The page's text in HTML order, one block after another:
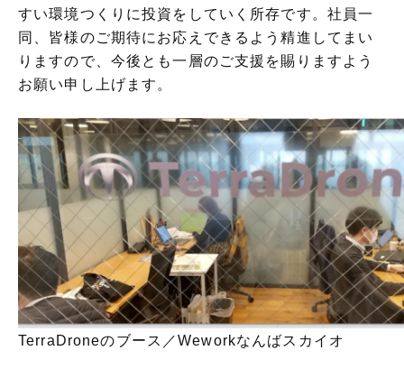
すい環境つくりに投資をしていく所存です。 社員一
同、皆様のご期待にお応えできるよう精進してまい
りますので、今後とも一層のご支援を賜りますよう
お願い申し上げます。
TerraDroneのブース／Weworkなんばスカイオ